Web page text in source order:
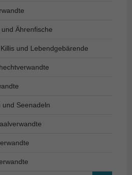
Ährenfische
und Lebendgebärende
und Seenadeln